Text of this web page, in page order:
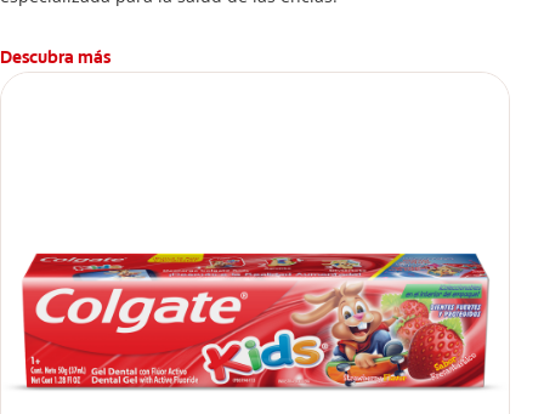
Descubra más